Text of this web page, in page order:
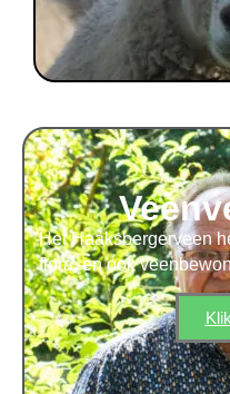
Het Haaksbergerveen
flora, en ook